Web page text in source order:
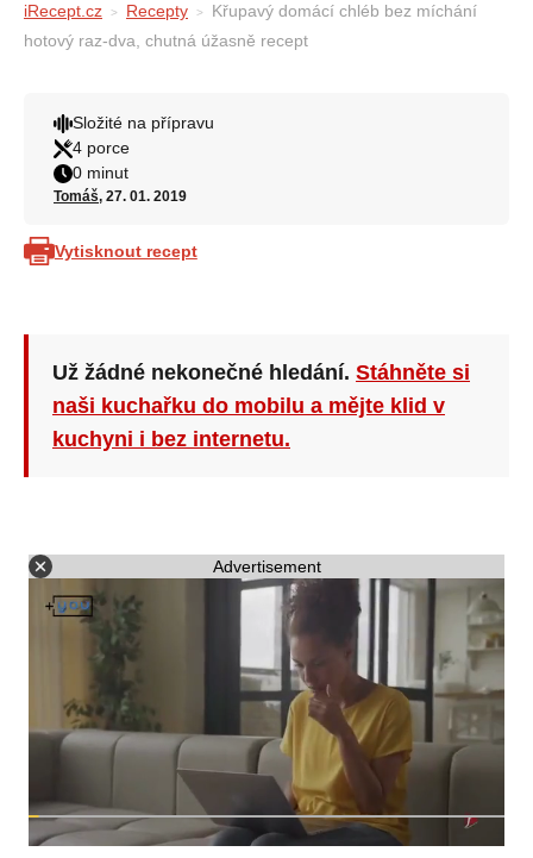
iRecept.cz Recepty
Křupavý domácí chléb bez míchání
hotový raz-dva, chutná úžasně recept
Složité na přípravu
4 porce
0 minut
Tomáš, 27. 01. 2019
Vytisknout recept
Už žádné nekonečné hledání. Stáhněte si
naši kuchařku do mobilu a mějte klid v
kuchyni i bez internetu.
Advertisement